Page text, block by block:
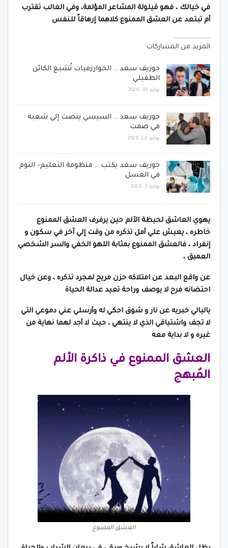
في خيالك ، فهو قيلولة المشاعر المؤلمة، وفي الغالب تقترب
أم تبتعد عن العشق الممنوع كلاهما إرهاقاً للنفس
المزيد من المشاركات
جوزيف سعد .. الخوارزميات تُشبع الكائن
الطفيلي
يوليو 30, 2026
جوزيف سعد .. السيسي ينصت إلي شعبه
في صمت
يوليو 26, 2026
جوزيف سعد يكتب .. منظومة التعليم- النوم
في العسل
يوليو 3, 2026
يهوي العاشق لحيظة الألم حين يرفرف العشق الممنوع
خاطره ، يعيش علي أمل تذكره من وقت إلي آخر في سكون و
إنفراد ، فالعشق الممنوع بمثابة اللهو الخفي والسر الشخصي
العميق ،
عن واقع البعد عن امتلاكه حزن مريح لمجرد تذكره ، وعن خيال
احتضانه فرح لا يوصف وراحة تعيد عدالة الحياة
ياليالي خبريه عن نار و شوق احكي له وأرسلي عني دموعي التي
لا تجف واشتياقي الذي لا ينتهي ، حيث لا أجد لهما نهاية من
غيره و لا بداية معه
العشق الممنوع في ذاكرة الألم
المُبهج
العشق الممنوع